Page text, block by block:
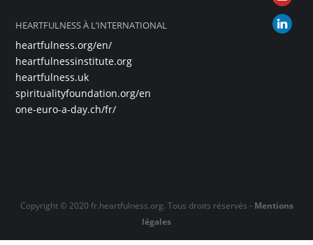
HEARTFULNESS À L’INTERNATIONAL
heartfulness.org/en/
heartfulnessinstitute.org
heartfulness.uk
spiritualityfoundation.org/en
one-euro-a-day.ch/fr/
Copyright © 2020 fr.heartfulness.org. Tous droits réservés - Mentions
légales